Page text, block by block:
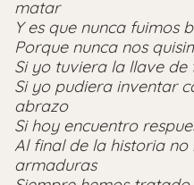
matar
Y es que nunca fuimos
Porque nunca nos
Si yo tuviera la llave de
Si yo pudiera inventar
abrazo
Si hoy encuentro
Al final de la historia no
armaduras